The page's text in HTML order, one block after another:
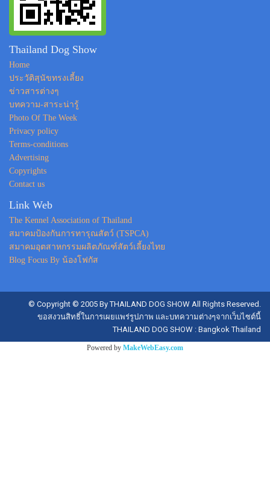
Thailand Dog Show
Home
ประวัติสุนัขทรงเลี้ยง
ข่าวสารต่างๆ
บทความ-สาระน่ารู้
Photo Of The Week
Privacy policy
Terms-conditions
Advertising
Copyrights
Contact us
Link Web
The Kennel Association of Thailand
สมาคมป้องกันการทารุณสัตว์ (TSPCA)
สมาคมอุตสาหกรรมผลิตภัณฑ์สัตว์เลี้ยงไทย
Blog Focus By น้องโฟกัส
© Copyright © 2005 By THAILAND DOG SHOW All Rights Reserved.
ขอสงวนสิทธิ์ในการเผยแพร่รูปภาพ และบทความต่างๆจากเว็บไซต์นี้
THAILAND DOG SHOW : Bangkok Thailand
Powered by MakeWebEasy.com